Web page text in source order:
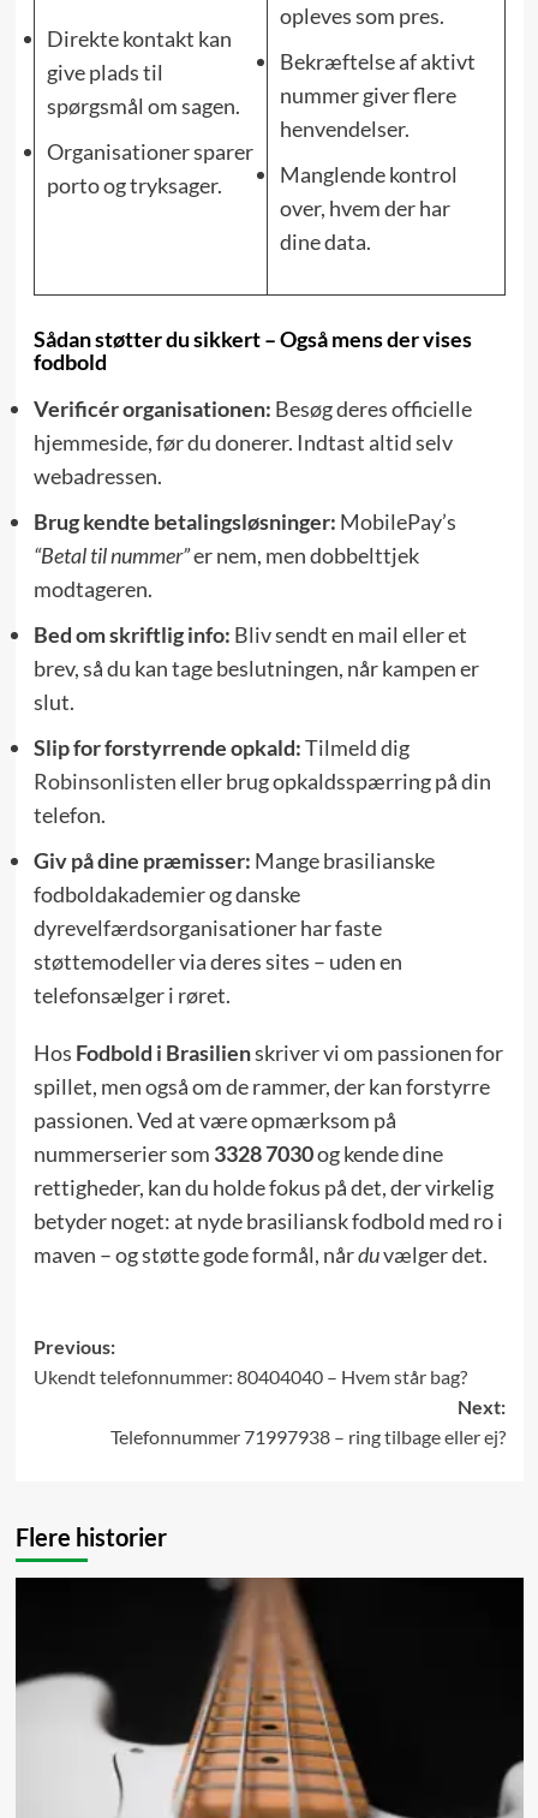
Direkte kontakt kan
give plads til
spørgsmål om sagen.
Organisationer sparer
porto og tryksager.
opleves som pres.
Bekræftelse af aktivt
nummer giver flere
henvendelser.
Manglende kontrol
over, hvem der har
dine data.
Sådan støtter du sikkert – Også mens der vises
fodbold
Verificér organisationen: Besøg deres officielle
hjemmeside, før du donerer. Indtast altid selv
webadressen.
Brug kendte betalingsløsninger: MobilePay’s
“Betal til nummer”er nem, men dobbelttjek
modtageren.
Bed om skriftlig info: Bliv sendt en mail eller et
brev, så du kan tage beslutningen, når kampen er
slut.
Slip for forstyrrende opkald:Tilmeld dig
Robinsonlisteneller brug opkaldsspærring på din
telefon.
Giv på dine præmisser: Mange brasilianske
fodboldakademier og danske
dyrevelfærdsorganisationer har faste
støttemodeller via deres sites – uden en
telefonsælger i røret.
Hos Fodbold i Brasilienskriver vi om passionen for
spillet, men også om de rammer, der kan forstyrre
passionen. Ved at være opmærksom på
nummerserier som 3328 7030og kende dine
rettigheder, kan du holde fokus på det, der virkelig
betyder noget: at nyde brasiliansk fodbold med ro i
maven – og støtte gode formål, nårduvælger det.
Post
navigation
Previous:
Ukendt telefonnummer: 80404040 – Hvem står bag?
Next:
Telefonnummer 71997938 – ring tilbage eller ej?
Flere historier